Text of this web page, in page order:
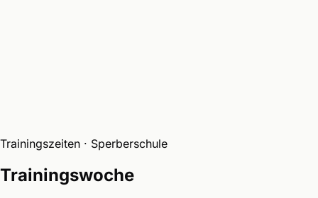
Trainingszeiten · Sperberschule
Trainingswoche